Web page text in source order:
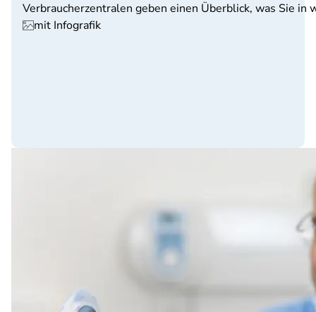
Verbraucherzentralen geben einen Überblick, was Sie
mit Infografik